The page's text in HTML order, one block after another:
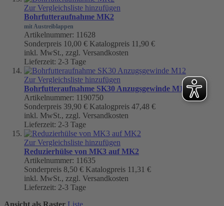
Zur Vergleichsliste hinzufügen
Bohrfutteraufnahme MK2
mit Austreiblappen
Artikelnummer: 11628
Sonderpreis 10,00 € Katalogpreis 11,90 €
inkl. MwSt., zzgl. Versandkosten
Lieferzeit: 2-3 Tage
Zur Vergleichsliste hinzufügen
Bohrfutteraufnahme SK30 Anzugsgewinde M12
Artikelnummer: 1190750
Sonderpreis 39,90 € Katalogpreis 47,48 €
inkl. MwSt., zzgl. Versandkosten
Lieferzeit: 2-3 Tage
Zur Vergleichsliste hinzufügen
Reduzierhülse von MK3 auf MK2
Artikelnummer: 11635
Sonderpreis 8,50 € Katalogpreis 11,31 €
inkl. MwSt., zzgl. Versandkosten
Lieferzeit: 2-3 Tage
Ansicht als Raster Liste